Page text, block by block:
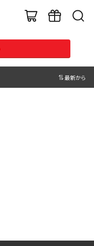
最新から